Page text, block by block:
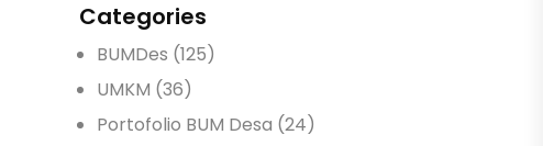
Categories
BUMDes (125)
UMKM (36)
Portofolio BUM Desa (24)